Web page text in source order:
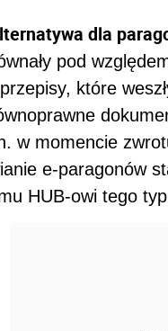
dla
pod
które
w momencie
e-paragonów
HUB-owi tego